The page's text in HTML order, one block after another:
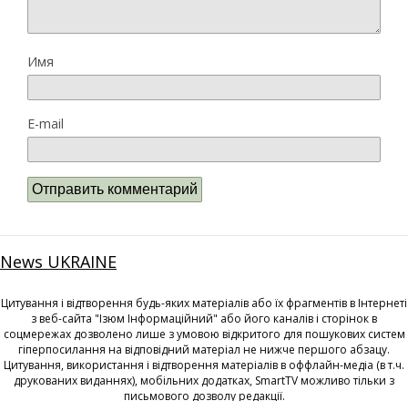
Имя
E-mail
News UKRAINE
Цитування і відтворення будь-яких матеріалів або їх фрагментів в Інтернеті
з веб-сайта "Ізюм Інформаційний" або його каналів і сторінок в
соцмережах дозволено лише з умовою відкритого для пошукових систем
гіперпосилання на відповідний матеріал не нижче першого абзацу.
Цитування, використання і відтворення матеріалів в оффлайн-медіа (в т.ч.
друкованих виданнях), мобільних додатках, SmartTV можливо тільки з
письмового дозволу редакції.